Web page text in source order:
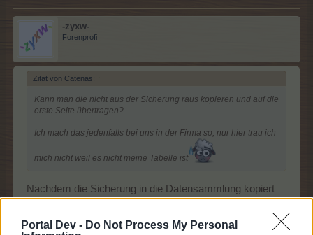
Portal Dev - Do Not Process My Personal
-zyxw-
Forenprofi
Zitat von Catenas: ↑
Kann man die nicht aus der Sicherung raus kopieren und auf die
erste Seite übertragen?
Ich mach das jedenfalls bei uns in der Firma so, nur hier trau ich
mich nicht weil es nicht meine Tabelle ist
Nachdem die Sicherung in die Datensammlung kopiert
wurde habe ich nur die fehlenden Werte nachgetragen